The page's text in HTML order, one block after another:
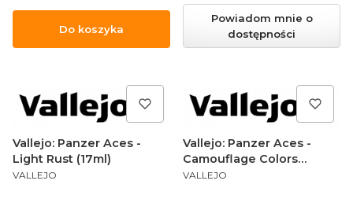
Do koszyka
Powiadom mnie o
dostępności
Vallejo: Panzer Aces -
Light Rust (17ml)
PRODUCENT
VALLEJO
Vallejo: Panzer Aces -
Camouflage Colors
16x17ml
PRODUCENT
VALLEJO